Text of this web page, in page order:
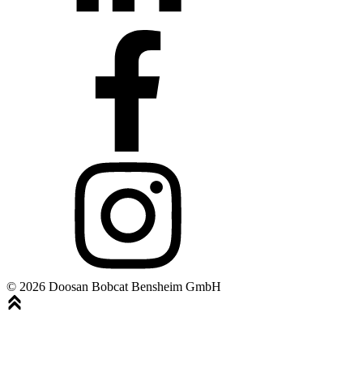
© 2026 Doosan Bobcat Bensheim GmbH